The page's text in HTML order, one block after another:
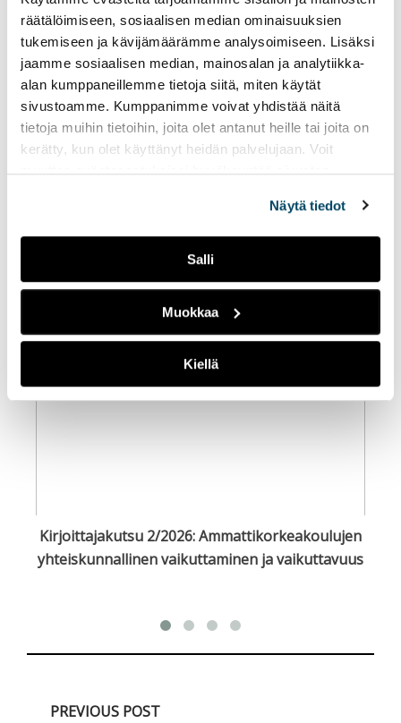
räätälöimiseen, sosiaalisen median ominaisuuksien
tukemiseen ja kävijämäärämme analysoimiseen. Lisäksi
jaamme sosiaalisen median, mainosalan ja analytiikka-
alan kumppaneillemme tietoja siitä, miten käytät
sivustoamme. Kumppanimme voivat yhdistää näitä
tietoja muihin tietoihin, joita olet antanut heille tai joita on
kerätty, kun olet käyttänyt heidän palvelujaan. Voit
muuttaa evästeasetuksiesi hyväksyntää sivuston
Näytä tiedot
Salli
Muokkaa
Kiellä
kotoutumisen edistämisessä ja samalla alueellisen
työvoimapulan ja siitä seuraavien haasteiden
ratkaisemisessa.
Ammattikorkeakoulujen vaikuttavuus syntyy
yhteisestä tekemisestä.
LISÄÄ AIHEEN YMPÄRILTÄ /
Kirjoittajakutsu 2/2026: Ammattikorkeakoulujen
yhteiskunnallinen vaikuttaminen ja vaikuttavuus
PREVIOUS POST